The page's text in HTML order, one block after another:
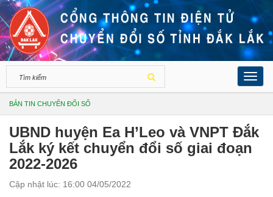
BẢN TIN CHUYỂN ĐỔI SỐ
UBND huyện Ea H’Leo và VNPT Đắk
Lắk ký kết chuyển đổi số giai đoạn
2022-2026
Cập nhật lúc: 16:00 04/05/2022